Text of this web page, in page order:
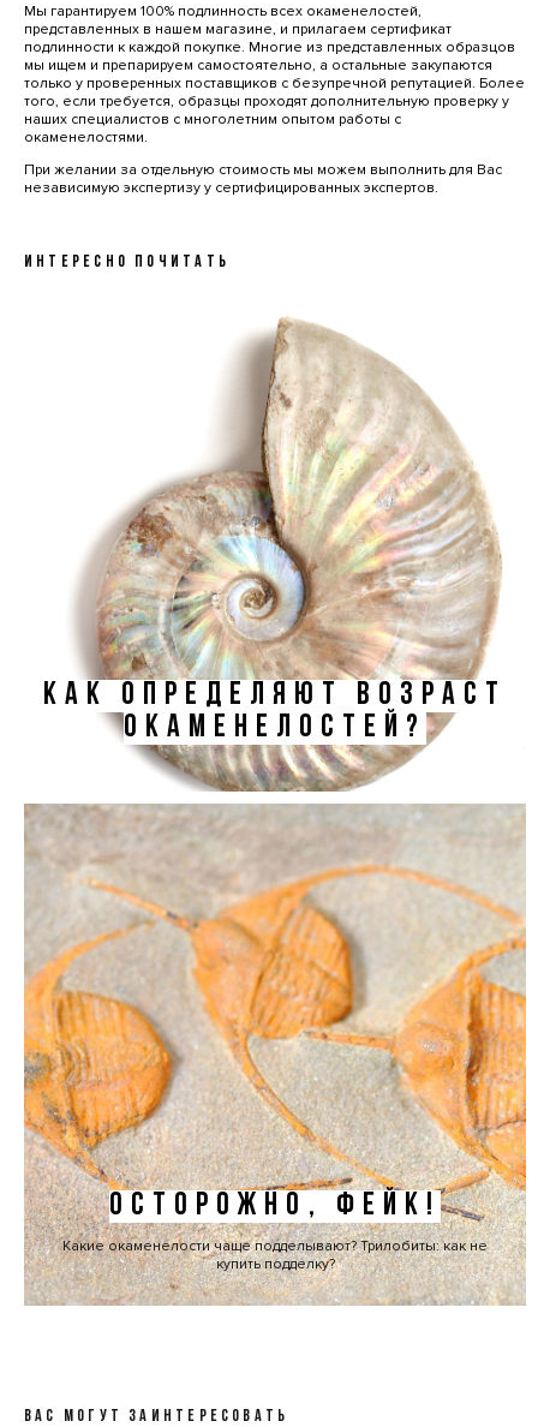
Мы гарантируем 100% подлинность всех окаменелостей,
представленных в нашем магазине, и прилагаем сертификат
подлинности к каждой покупке. Многие из представленных образцов
мы ищем и препарируем самостоятельно, а остальные закупаются
только у проверенных поставщиков с безупречной репутацией. Более
того, если требуется, образцы проходят дополнительную проверку у
наших специалистов с многолетним опытом работы с
окаменелостями.
При желании за отдельную стоимость мы можем выполнить для Вас
независимую экспертизу у сертифицированных экспертов.
ИНТЕРЕСНО ПОЧИТАТЬ
КАК ОПРЕДЕЛЯЮТ ВОЗРАСТ
ОКАМЕНЕЛОСТЕЙ?
ОСТОРОЖНО, ФЕЙК!
Какие окаменелости чаще подделывают? Трилобиты: как не
купить подделку?
ВАС МОГУТ ЗАИНТЕРЕСОВАТЬ